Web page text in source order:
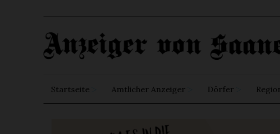
Startseite Amtlicher Anzeiger Dörfer